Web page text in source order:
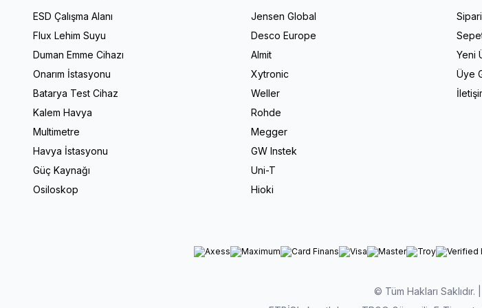
ESD Çalışma Alanı
Flux Lehim Suyu
Duman Emme Cihazı
Onarım İstasyonu
Batarya Test Cihaz
Kalem Havya
Multimetre
Havya İstasyonu
Güç Kaynağı
Osiloskop
Jensen Global
Desco Europe
Almit
Xytronic
Weller
Rohde
Megger
GW Instek
Uni-T
Hioki
Yeni
Üye
© Tüm Hakları